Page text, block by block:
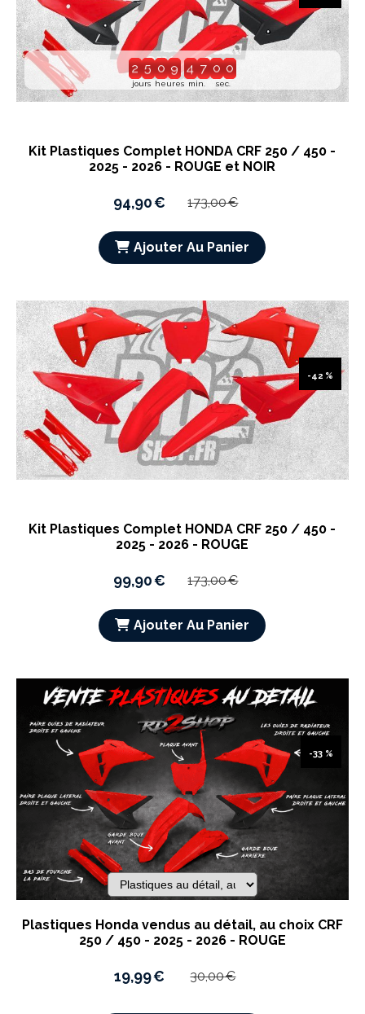
2 6
jours
1 0
heures
4 7
min.
6 0
sec.
Kit Plastiques Complet HONDA CRF 250 / 450 -
2025 - 2026 - ROUGE et NOIR
94,90€ 173,00€
Ajouter Au Panier
-42 %
Kit Plastiques Complet HONDA CRF 250 / 450 -
2025 - 2026 - ROUGE
99,90€ 173,00€
Ajouter Au Panier
-33 %
Plastiques Honda vendus au détail, au choix CRF
250 / 450 - 2025 - 2026 - ROUGE
19,99€ 30,00€